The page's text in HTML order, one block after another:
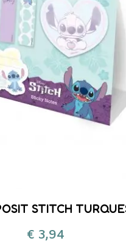
STITCH
€ 3,94